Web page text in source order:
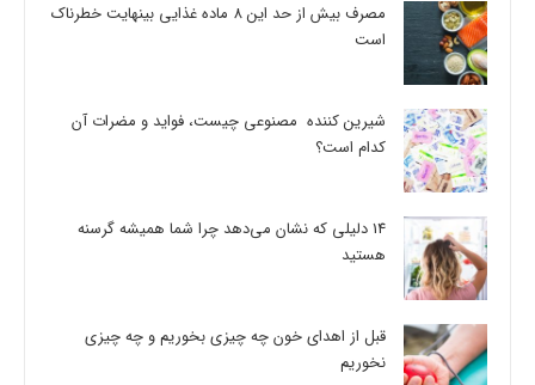
مصرف بیش از حد این 8 ماده غذایی بینهایت خطرناک
است
شیرین کننده مصنوعی چیست، فواید و مضرات آن
کدام است؟
14 دلیلی که نشان می‌دهد چرا شما همیشه گرسنه
هستید
قبل از اهدای خون چه چیزی بخوریم و چه چیزی
نخوریم